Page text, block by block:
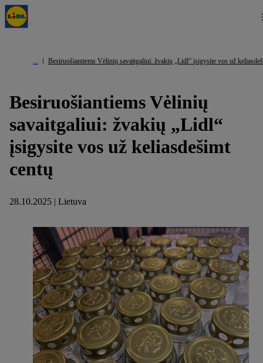
Besiruošiantiems Vėlinių savaitgaliui: žvakių „Lidl“ įsigysite vos už
Besiruošiantiems Vėlinių
savaitgaliui: žvakių „Lidl“
įsigysite vos už keliasdešimt
centų
28.10.2025 | Lietuva